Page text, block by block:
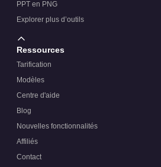
PPT en PNG
Explorer plus d’outils
Ressources
Tarification
Modèles
Centre d'aide
Blog
Nouvelles fonctionnalités
Affiliés
Contact